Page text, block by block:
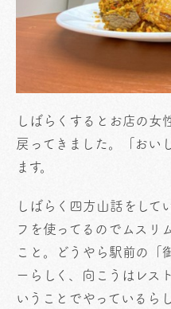
しばらくするとお店の女
戻ってきました。「おい
ます。
しばらく四方山話をして
フを使ってるのでムスリ
こと。どうやら駅前の「
ーらしく、向こうはレス
いうことでやっているら